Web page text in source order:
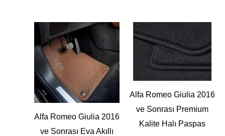
Alfa Romeo Giulia 2016
ve Sonrası Eva Akıllı
Alfa Romeo Giulia 2016
ve Sonrası Premium
Kalite Halı Paspas